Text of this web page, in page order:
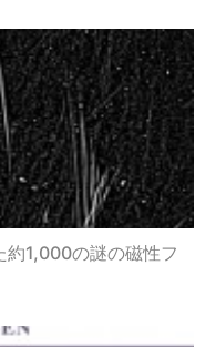
約1,000の謎の磁性フ